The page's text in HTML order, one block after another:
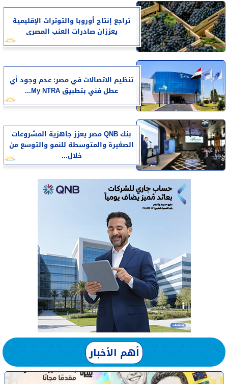
تراجع إنتاج أوروبا والتوترات الإقليمية
يعززان صادرات العنب المصرى
تنظيم الاتصالات في مصر: عدم وجود أي
عطل فني بتطبيق My NTRA...
بنك QNB مصر يعزز جاهزية المشروعات
الصغيرة والمتوسطة للنمو والتوسع من
خلال...
أهم الأخبار